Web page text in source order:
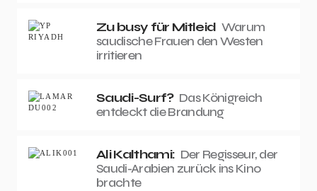
Zu busy für Mitleid Warum
saudische Frauen den Westen
irritieren
Saudi-Surf? Das Königreich
entdeckt die Brandung
Ali Kalthami: Der Regisseur, der
Saudi-Arabien zurück ins Kino
brachte